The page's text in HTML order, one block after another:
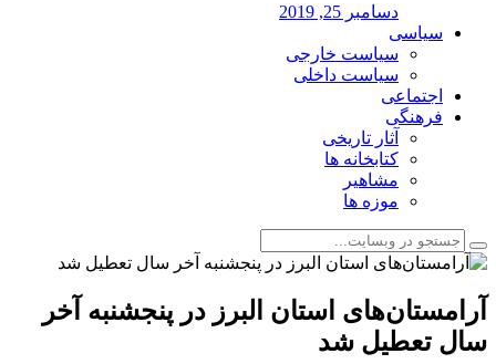
دسامبر 25, 2019
سیاسی
سیاست خارجی
سیاست داخلی
اجتماعی
فرهنگی
آثار تاریخی
کتابخانه ها
مشاهیر
موزه ها
آرامستان‌های استان البرز در پنجشنبه آخر
سال تعطیل شد